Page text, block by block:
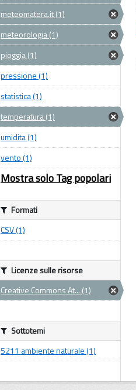
meteomatera.it (1)
meteorologia (1)
pioggia (1)
pressione (1)
statistica (1)
temperatura (1)
umidita (1)
vento (1)
Mostra solo Tag popolari
Formati
CSV (1)
Licenze sulle risorse
Creative Commons At... (1)
Sottotemi
5211 ambiente naturale (1)